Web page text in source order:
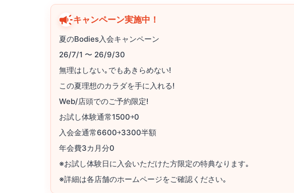
キャンペーン実施中！
夏のBodies入会キャンペーン
26/7/1 〜 26/9/30
無理はしない｡でもあきらめない!
この夏理想のカラダを手に入れる!
Web/店頭でのご予約限定!
お試し体験通常1500￫0
入会金通常6600￫3300半額
年会費3カ月分0
※お試し体験日に入会いただけた方限定の特典なります｡
※詳細は各店舗のホームページをご確認ください｡